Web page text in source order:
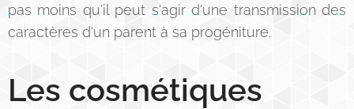
pas moins qu'il peut s'agir d'une transmission des
caractères d'un parent à sa progéniture.
Les cosmétiques